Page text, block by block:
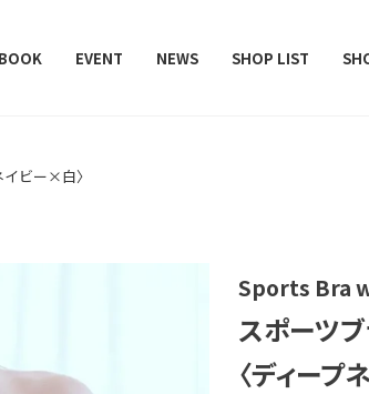
EVENT NEWS SHOP LIST
ビー×白〉
Sports Bra
スポーツブ
〈ディープ